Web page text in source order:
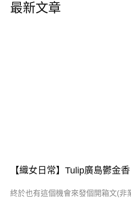
最新文章
【織女日常】Tulip廣島鬱金
終於也有這個機會來發個開箱文(非